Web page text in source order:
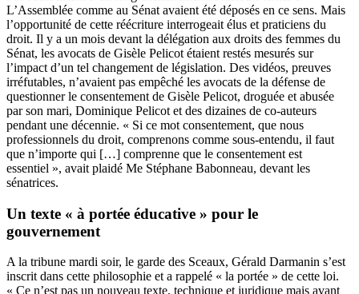
L’Assemblée comme au Sénat avaient été déposés en ce sens. Mais
l’opportunité de cette réécriture interrogeait élus et praticiens du
droit. Il y a un mois devant la délégation aux droits des femmes du
Sénat, les avocats de Gisèle Pelicot étaient restés mesurés sur
l’impact d’un tel changement de législation. Des vidéos, preuves
irréfutables, n’avaient pas empêché les avocats de la défense de
questionner le consentement de Gisèle Pelicot, droguée et abusée
par son mari, Dominique Pelicot et des dizaines de co-auteurs
pendant une décennie. « Si ce mot consentement, que nous
professionnels du droit, comprenons comme sous-entendu, il faut
que n’importe qui […] comprenne que le consentement est
essentiel », avait plaidé Me Stéphane Babonneau, devant les
sénatrices.
Un texte « à portée éducative » pour le
gouvernement
A la tribune mardi soir, le garde des Sceaux, Gérald Darmanin s’est
inscrit dans cette philosophie et a rappelé « la portée » de cette loi.
« Ce n’est pas un nouveau texte, technique et juridique mais avant